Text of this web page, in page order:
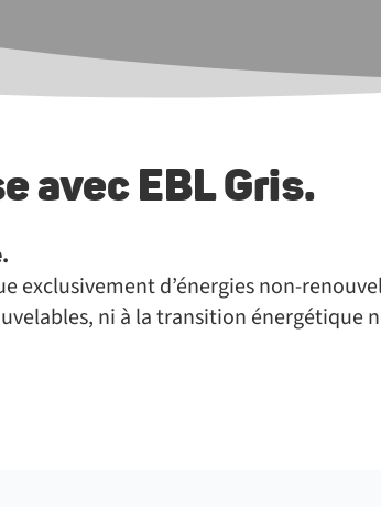
avec EBL Gris.
d’énergies non-
ni à la transition énergétique